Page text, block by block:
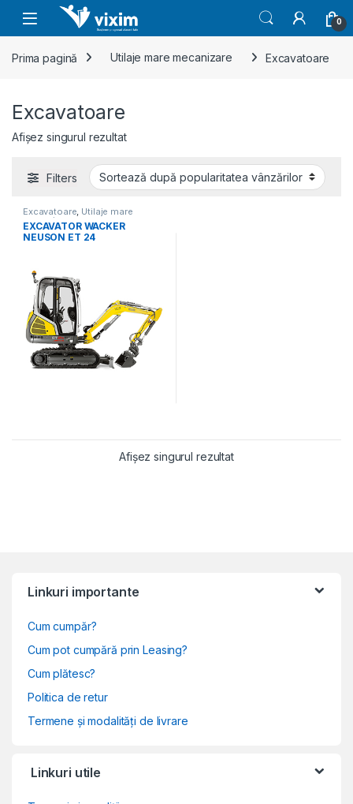
Skip to navigation
Skip to content
0
Prima pagină Utilaje mare mecanizare Excavatoare
Excavatoare
Afișez singurul rezultat
Filters
Excavatoare, Utilaje mare
mecanizare
EXCAVATOR WACKER
NEUSON ET 24
Afișez singurul rezultat
Linkuri importante
Cum cumpăr?
Cum pot cumpără prin Leasing?
Cum plătesc?
Politica de retur
Termene și modalități de livrare
Linkuri utile